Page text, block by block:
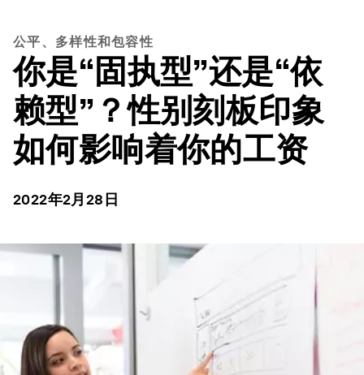
公平、多样性和包容性
你是“固执型”还是“依
赖型”？性别刻板印象
如何影响着你的工资
2022年2月28日